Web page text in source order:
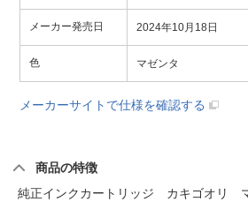
メーカー発売日 2024年10月18日
色 マゼンタ
メーカーサイトで仕様を確認する
商品の特徴
純正インクカートリッジ カキゴオリ